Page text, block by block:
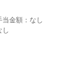
金額：なし
し